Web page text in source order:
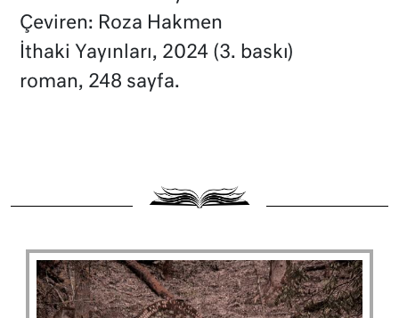
Çeviren: Roza Hakmen
İthaki Yayınları, 2024 (3. baskı)
roman, 248 sayfa.